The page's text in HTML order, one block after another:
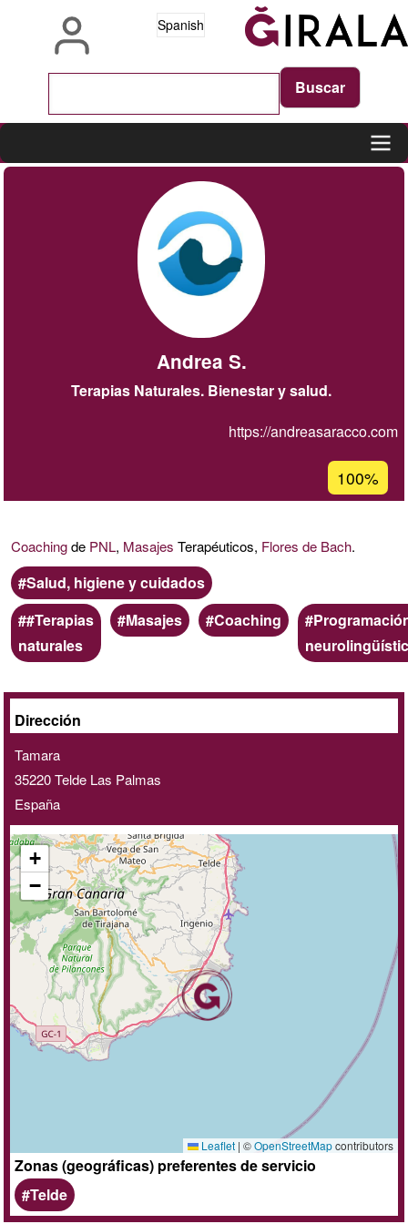
Spanish
Andrea S.
Terapias Naturales. Bienestar y salud.
https://andreasaracco.com
Porcentaje
de
de
100%
Coachingde PNL, Masajes Terapéuticos, Flores de Bach.
Ámbito
Salud, higiene y cuidados
Palabras
clave
#Terapias
naturales
Masajes Coaching
A
domicilio
/
online
Dirección
Tamara
35220Telde Las Palmas
España
+
−
Leaflet | ©OpenStreetMapcontributors
Zonas (geográficas) preferentes de servicio
Telde